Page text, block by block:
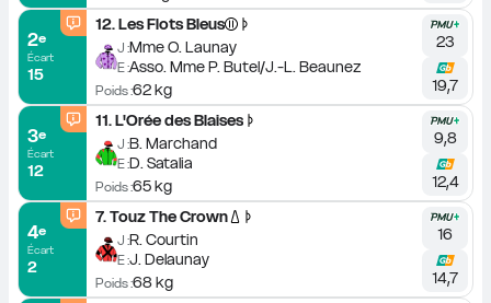
2e
Écart
15
12.Les Flots Bleus
J :Mme O. Launay
E :Asso. Mme P. Butel/J.-L. Beaunez
Poids :62 kg
23
19,7
3e
Écart
12
11.L'Orée des Blaises
J :B. Marchand
E :D. Satalia
Poids :65 kg
9,8
12,4
4e
Écart
2
7.Touz The Crown
J :R. Courtin
E :J. Delaunay
Poids :68 kg
16
14,7